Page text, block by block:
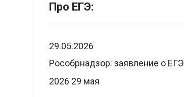
Про ЕГЭ:
29.05.2026
Рособрнадзор: заявление о ЕГЭ
2026 29 мая